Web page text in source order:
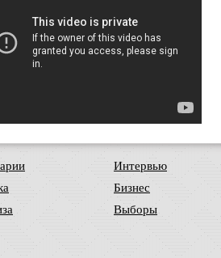
Интервью
Бизнес
Выборы